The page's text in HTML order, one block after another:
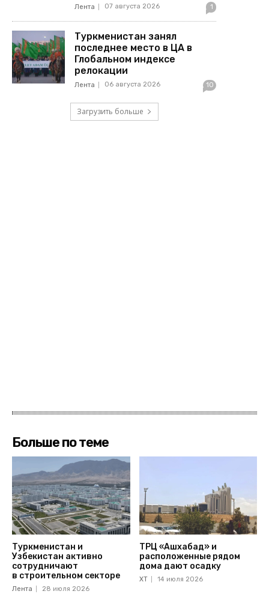
Лента 07 августа 2026 1
Туркменистан занял
последнее место в ЦА в
Глобальном индексе
релокации
Лента 06 августа 2026 10
Загрузить больше
Больше по теме
Туркменистан и
Узбекистан активно
сотрудничают
в строительном секторе
Лента 28 июля 2026
ТРЦ «Ашхабад» и
расположенные рядом
дома дают осадку
ХТ 14 июля 2026